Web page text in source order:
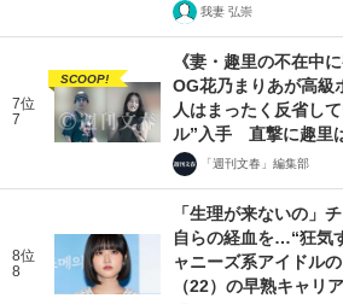
我妻 弘崇
7位
7
SCOOP!
《妻・趣里の不在中
OG花乃まりあが高
人はまったく反省し
ル”入手 直撃に趣里
「週刊文春」編集部
8位
8
「生理が来ないの」
自らの経血を…“狂気
ャニーズ系アイドル
（22）の早熟キャリア